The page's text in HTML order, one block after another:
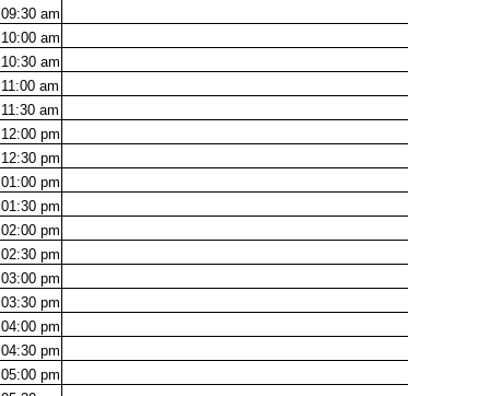
09:30 am
10:00 am
10:30 am
11:00 am
11:30 am
12:00 pm
12:30 pm
01:00 pm
01:30 pm
02:00 pm
02:30 pm
03:00 pm
03:30 pm
04:00 pm
04:30 pm
05:00 pm